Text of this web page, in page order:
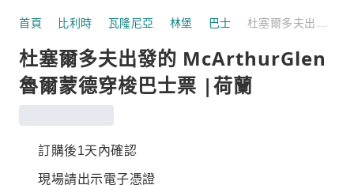
首頁 比利時 瓦隆尼亞 林堡 巴士
杜塞爾多夫出發的 McArthurGlen
魯爾蒙德穿梭巴士票 |荷蘭
訂購後1天內確認
現場請出示電子憑證